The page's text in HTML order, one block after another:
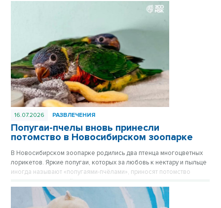
16.07.2026 РАЗВЛЕЧЕНИЯ
Попугаи-пчелы вновь принесли
потомство в Новосибирском зоопарке
В Новосибирском зоопарке родились два птенца многоцветных
лорикетов. Яркие попугаи, которых за любовь к нектару и пыльце
иногда называют «попугаями-пчёлами», приносят потомство